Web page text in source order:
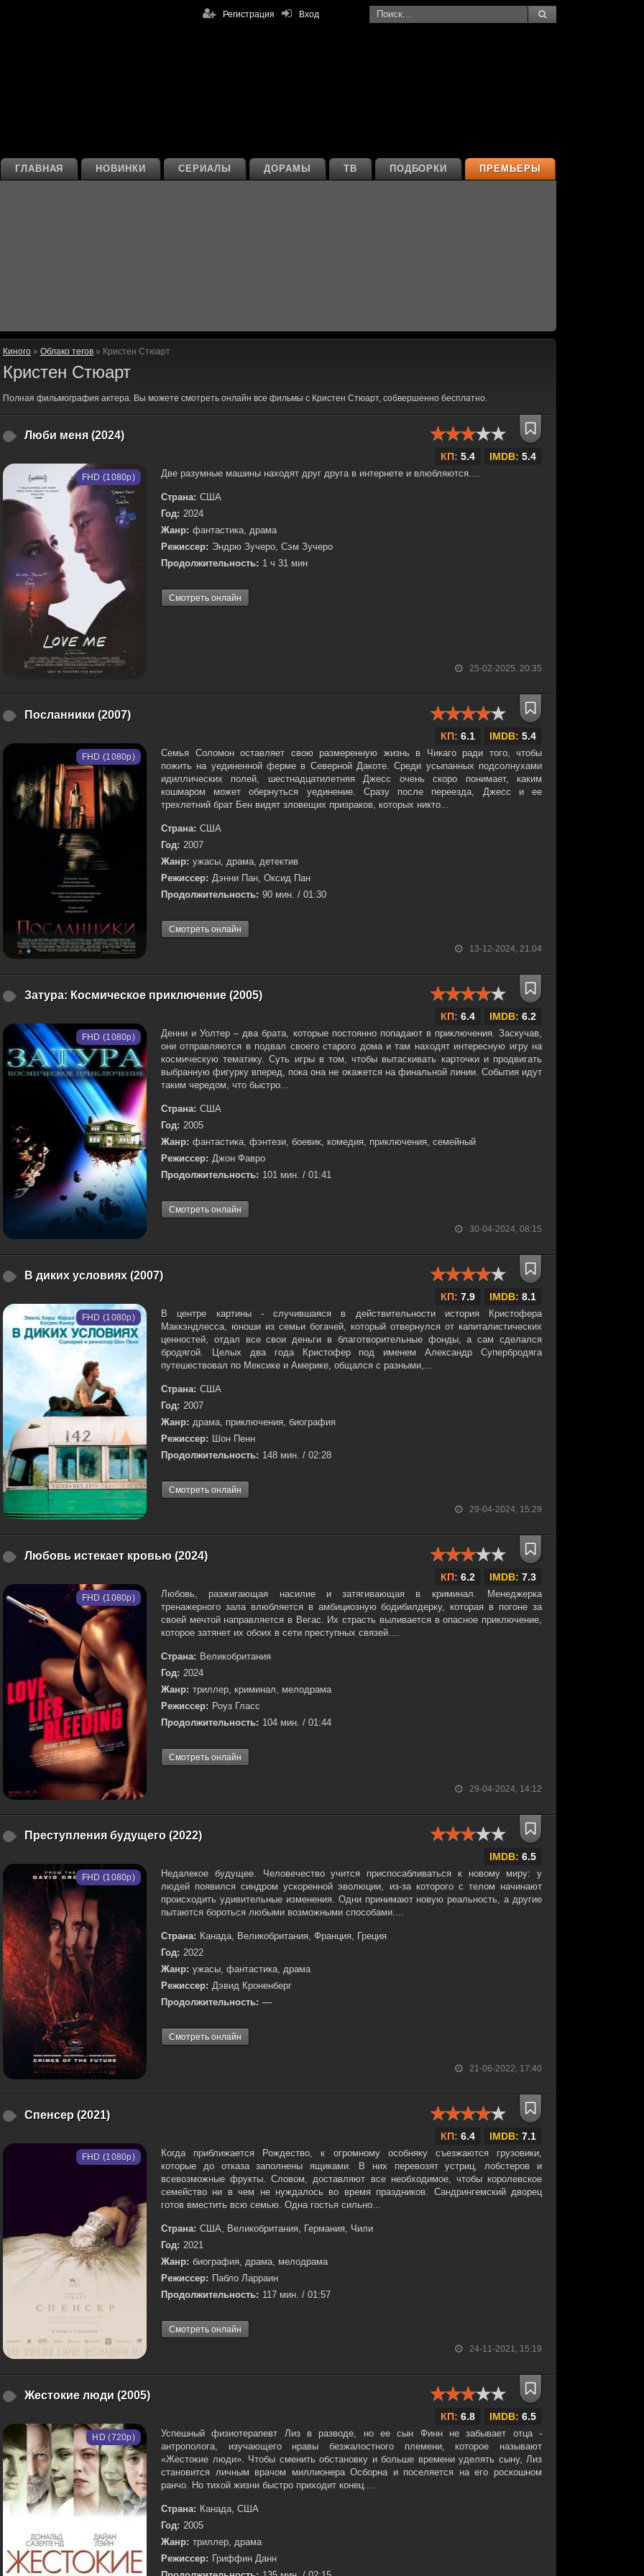
Вход
Регистрация
ПРЕМЬЕРЫ
ПОДБОРКИ
ТВ
ДОРАМЫ
СЕРИАЛЫ
НОВИНКИ
ГЛАВНАЯ
Киного » Облако тегов » Кристен Стюарт
Кристен Стюарт
Полная фильмография актера. Вы можете смотреть онлайн все фильмы с Кристен Стюарт, собвершенно бесплатно.
Люби меня (2024)
КП: 5.4 IMDB: 5.4
25-02-2025, 20:35
FHD (1080p) Две разумные машины находят друг друга в интернете и влюбляются....
Страна: США
Год: 2024
Жанр: фантастика, драма
Режиссер: Эндрю Зучеро, Сэм Зучеро
Продолжительность: 1 ч 31 мин
Смотреть онлайн
Посланники (2007)
КП: 6.1 IMDB: 5.4
13-12-2024, 21:04
FHD (1080p)
Семья Соломон оставляет свою размеренную жизнь в Чикаго ради того, чтобы
пожить на уединенной ферме в Северной Дакоте. Среди усыпанных подсолнухами
идиллических полей, шестнадцатилетняя Джесс очень скоро понимает, каким
кошмаром может обернуться уединение. Сразу после переезда, Джесс и ее
трехлетний брат Бен видят зловещих призраков, которых никто...
Страна: США
Год: 2007
Жанр: ужасы, драма, детектив
Режиссер: Дэнни Пан, Оксид Пан
Продолжительность: 90 мин. / 01:30
Смотреть онлайн
Затура: Космическое приключение (2005)
КП: 6.4 IMDB: 6.2
30-04-2024, 08:15
FHD (1080p)
Денни и Уолтер – два брата, которые постоянно попадают в приключения. Заскучав,
они отправляются в подвал своего старого дома и там находят интересную игру на
космическую тематику. Суть игры в том, чтобы вытаскивать карточки и продвигать
выбранную фигурку вперед, пока она не окажется на финальной линии. События идут
таким чередом, что быстро...
Страна: США
Год: 2005
Жанр: фантастика, фэнтези, боевик, комедия, приключения, семейный
Режиссер: Джон Фавро
Продолжительность: 101 мин. / 01:41
Смотреть онлайн
В диких условиях (2007)
КП: 7.9 IMDB: 8.1
29-04-2024, 15:29
FHD (1080p)
В центре картины - случившаяся в действительности история Кристофера
Маккэндлесса, юноши из семьи богачей, который отвернулся от капиталистических
ценностей, отдал все свои деньги в благотворительные фонды, а сам сделался
бродягой. Целых два года Кристофер под именем Александр Супербродяга
путешествовал по Мексике и Америке, общался с разными,...
Страна: США
Год: 2007
Жанр: драма, приключения, биография
Режиссер: Шон Пенн
Продолжительность: 148 мин. / 02:28
Смотреть онлайн
Любовь истекает кровью (2024)
КП: 6.2 IMDB: 7.3
29-04-2024, 14:12
FHD (1080p)
Любовь, разжигающая насилие и затягивающая в криминал. Менеджерка
тренажерного зала влюбляется в амбициозную бодибилдерку, которая в погоне за
своей мечтой направляется в Вегас. Их страсть выливается в опасное приключение,
которое затянет их обоих в сети преступных связей....
Страна: Великобритания
Год: 2024
Жанр: триллер, криминал, мелодрама
Режиссер: Роуз Гласс
Продолжительность: 104 мин. / 01:44
Смотреть онлайн
Преступления будущего (2022)
IMDB: 6.5
21-06-2022, 17:40
FHD (1080p)
Недалекое будущее. Человечество учится приспосабливаться к новому миру: у
людей появился синдром ускоренной эволюции, из-за которого с телом начинают
происходить удивительные изменения. Одни принимают новую реальность, а другие
пытаются бороться любыми возможными способами....
Страна: Канада, Великобритания, Франция, Греция
Год: 2022
Жанр: ужасы, фантастика, драма
Режиссер: Дэвид Кроненберг
Продолжительность: —
Смотреть онлайн
Спенсер (2021)
КП: 6.4 IMDB: 7.1
24-11-2021, 15:19
FHD (1080p)
Когда приближается Рождество, к огромному особняку съезжаются грузовики,
которые до отказа заполнены ящиками. В них перевозят устриц, лобстеров и
всевозможные фрукты. Словом, доставляют все необходимое, чтобы королевское
семейство ни в чем не нуждалось во время праздников. Сандрингемский дворец
готов вместить всю семью. Одна гостья сильно...
Страна: США, Великобритания, Германия, Чили
Год: 2021
Жанр: биография, драма, мелодрама
Режиссер: Пабло Ларраин
Продолжительность: 117 мин. / 01:57
Смотреть онлайн
Жестокие люди (2005)
КП: 6.8 IMDB: 6.5
HD (720p)
Успешный физиотерапевт Лиз в разводе, но ее сын Финн не забывает отца -
антрополога, изучающего нравы безжалостного племени, которое называют
«Жестокие люди». Чтобы сменить обстановку и больше времени уделять сыну, Лиз
становится личным врачом миллионера Осборна и поселяется на его роскошном
ранчо. Но тихой жизни быстро приходит конец....
Страна: Канада, США
Год: 2005
Жанр: триллер, драма
Режиссер: Гриффин Данн